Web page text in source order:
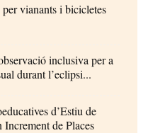
vianants i bicicletes
inclusiva per a
durant l’eclipsi...
d’Estiu de
Increment de Places